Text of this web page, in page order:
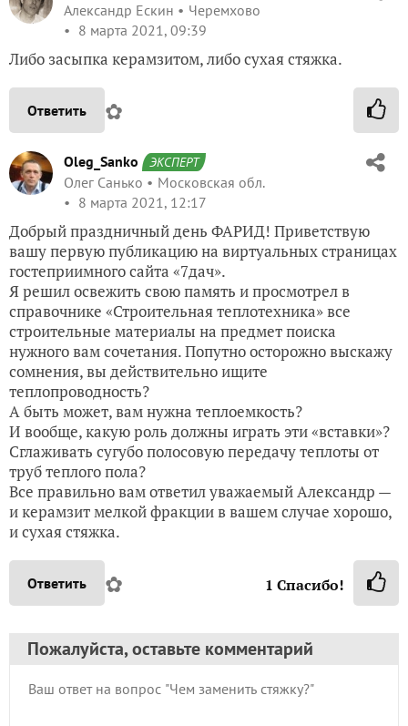
Александр Ескин
Черемхово
8 марта 2021, 09:39
Либо засыпка керамзитом, либо сухая стяжка.
Ответить ✿
Oleg_Sanko ЭКСПЕРТ
Олег Санько
Московская обл.
8 марта 2021, 12:17
Добрый праздничный день ФАРИД! Приветствую
вашу первую публикацию на виртуальных страницах
гостеприимного сайта «7дач».
Я решил освежить свою память и просмотрел в
справочнике «Строительная теплотехника» все
строительные материалы на предмет поиска
нужного вам сочетания. Попутно осторожно выскажу
сомнения, вы действительно ищите
теплопроводность?
А быть может, вам нужна теплоемкость?
И вообще, какую роль должны играть эти «вставки»?
Сглаживать сугубо полосовую передачу теплоты от
труб теплого пола?
Все правильно вам ответил уважаемый Александр —
и керамзит мелкой фракции в вашем случае хорошо,
и сухая стяжка.
Ответить ✿ 1 Спасибо!
Пожалуйста, оставьте комментарий